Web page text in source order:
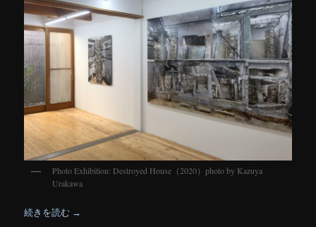
Photo Exhibition: Destroyed House（2020）photo by Kazuya
Urakawa
続きを読む →